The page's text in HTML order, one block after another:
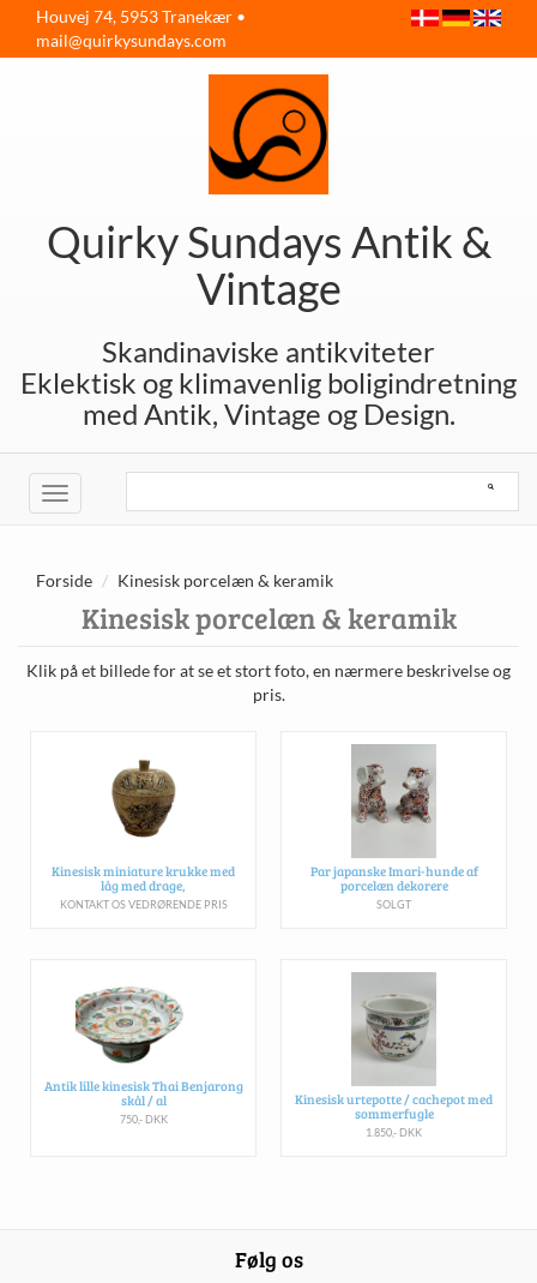
Houvej 74, 5953 Tranekær •
mail@quirkysundays.com
Quirky Sundays Antik &
Vintage
Skandinaviske antikviteter
Eklektisk og klimavenlig boligindretning
med Antik, Vintage og Design.
Toggle
navigation
Forside Kinesisk porcelæn & keramik
Kinesisk porcelæn & keramik
Klik på et billede for at se et stort foto, en nærmere beskrivelse og
pris.
Kinesisk miniature krukke med
låg med drage,
KONTAKT OS VEDRØRENDE PRIS
Par japanske Imari-hunde af
porcelæn dekorere
SOLGT
Antik lille kinesisk Thai Benjarong
skål / al
750,- DKK
Kinesisk urtepotte / cachepot med
sommerfugle
1.850,- DKK
Følg os